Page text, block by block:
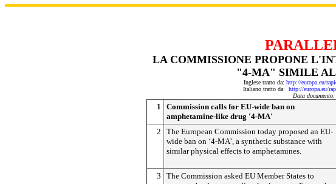
LA COMMISSIONE PROPONE
"4-MA" SIMILE
Inglese tratto da: http://europa.eu/
Italiano tratto da: http://europa.eu/
Data
1
Commission calls for EU-wide ban on
amphetamine-like drug '4-MA'
2
The European Commission today proposed an EU-
wide ban on ‘4-MA’, a synthetic substance with
similar physical effects to amphetamines.
3
The Commission asked EU Member States to